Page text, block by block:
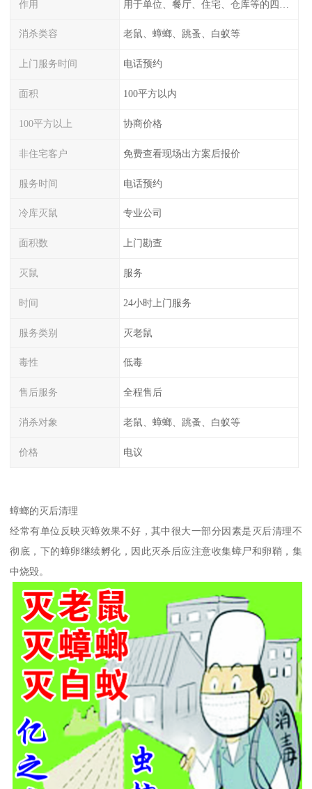
作用
消杀类容 老鼠、蟑螂、跳蚤、白蚁等
上门服务时间 电话预约
面积 100平方以内
100平方以上 协商价格
非住宅客户 免费查看现场出方案后报价
服务时间 电话预约
冷库灭鼠 专业公司
面积数 上门勘查
灭鼠 服务
时间 24小时上门服务
服务类别 灭老鼠
毒性 低毒
售后服务 全程售后
消杀对象 老鼠、蟑螂、跳蚤、白蚁等
价格 电议
蟑螂的灭后清理
经常有单位反映灭蟑效果不好，其中很大一部分因素是灭后清理不
彻底，下的蟑卵继续孵化，因此灭杀后应注意收集蟑尸和卵鞘，集
中烧毁。